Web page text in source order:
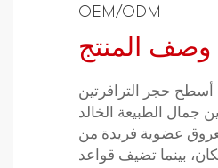
OEM/ODM
وصف المنتج
حجر الترافرتين
جمال الطبيعة الخالد
بعروق عضوية فريدة من
بينما تضيف قواعد